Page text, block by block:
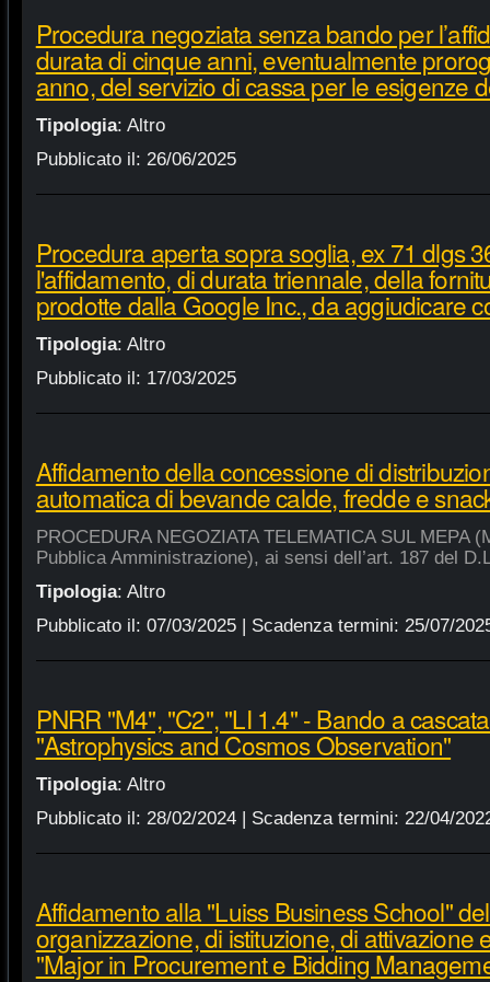
Procedura negoziata senza bando per
durata di cinque anni, eventualmente
anno, del servizio di cassa per le esigenze
Tipologia: Altro
Pubblicato il: 26/06/2025
Procedura aperta sopra soglia, ex 71 dlgs
l'affidamento, di durata triennale, della
prodotte dalla Google Inc., da aggiudicare
Tipologia: Altro
Pubblicato il: 17/03/2025
Affidamento della concessione di
automatica di bevande calde, fredde e
PROCEDURA NEGOZIATA TELEMATICA SUL MEPA
Pubblica Amministrazione), ai sensi dell’art. 187 del
Tipologia: Altro
Pubblicato il: 07/03/2025| Scadenza termini: 25/07/
PNRR "M4", "C2", "LI 1.4" - Bando a
"Astrophysics and Cosmos Observation"
Tipologia: Altro
Pubblicato il: 28/02/2024| Scadenza termini: 22/04/
Affidamento alla "Luiss Business School"
organizzazione, di istituzione, di attivazione
"Major in Procurement e Bidding